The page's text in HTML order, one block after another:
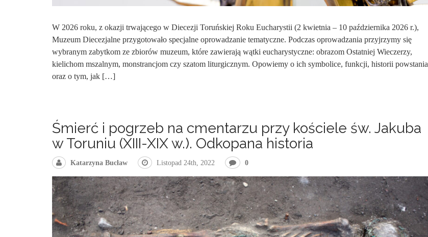
W 2026 roku, z okazji trwającego w Diecezji Toruńskiej Roku Eucharystii (2 kwietnia – 10 października 2026 r.),
Muzeum Diecezjalne przygotowało specjalne oprowadzanie tematyczne. Podczas oprowadzania przyjrzymy się
wybranym zabytkom ze zbiorów muzeum, które zawierają wątki eucharystyczne: obrazom Ostatniej Wieczerzy,
kielichom mszalnym, monstrancjom czy szatom liturgicznym. Opowiemy o ich symbolice, funkcji, historii powstania
oraz o tym, jak […]
Śmierć i pogrzeb na cmentarzu przy kościele św. Jakuba
w Toruniu (XIII-XIX w.). Odkopana historia
Katarzyna Bucław Listopad 24th, 2022 0